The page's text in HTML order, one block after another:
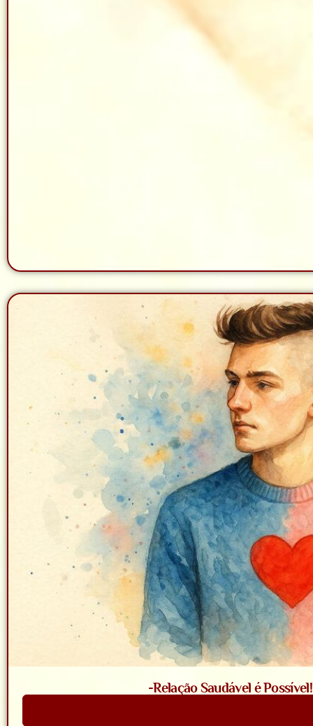
-Relação Saudável é